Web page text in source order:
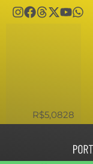
R$5,0828